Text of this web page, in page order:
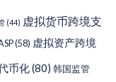
(44) 虚拟货币跨境支
(58) 虚拟资产跨境
币化(80) 韩国监管